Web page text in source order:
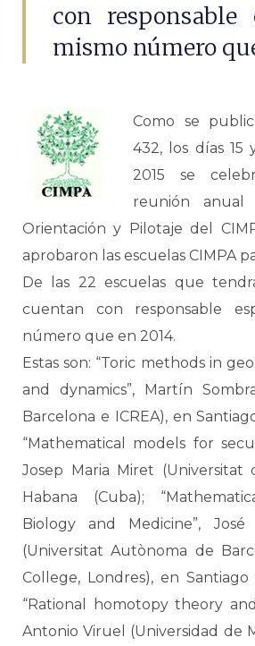
con responsable
mismo número
Como se
432, los días 15
2015 se
reunión
Orientación y Pilotaje del
aprobaron las escuelas CIMPA
De las 22 escuelas que
cuentan con responsable
número que en 2014.
Estas son: “Toric methods in
and dynamics”, Martín
Barcelona e ICREA), en
“Mathematical models for
Josep Maria Miret (Universitat
Habana (Cuba);
Biology and Medicine”,
(Universitat Autònoma de
College, Londres), en
“Rational homotopy theory
Antonio Viruel (Universidad de